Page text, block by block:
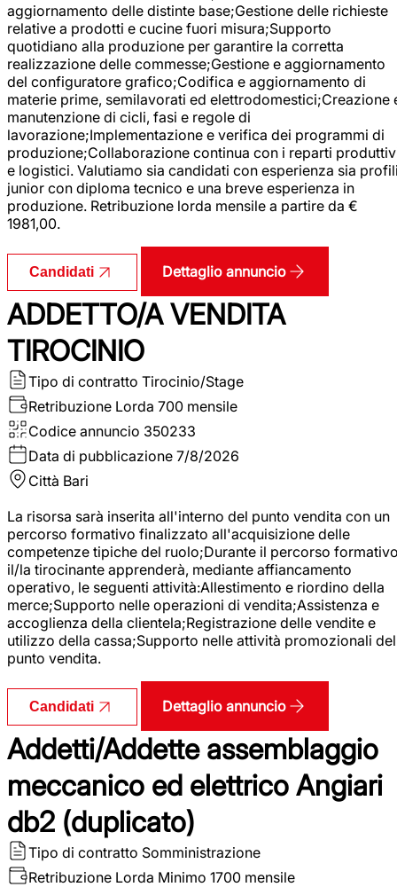
aggiornamento delle distinte base;Gestione delle richieste
relative a prodotti e cucine fuori misura;Supporto
quotidiano alla produzione per garantire la corretta
realizzazione delle commesse;Gestione e aggiornamento
del configuratore grafico;Codifica e aggiornamento di
materie prime, semilavorati ed elettrodomestici;Creazione
manutenzione di cicli, fasi e regole di
lavorazione;Implementazione e verifica dei programmi di
produzione;Collaborazione continua con i reparti
e logistici. Valutiamo sia candidati con esperienza sia
junior con diploma tecnico e una breve esperienza in
produzione. Retribuzione lorda mensile a partire da €
1981,00.
Candidati Dettaglio annuncio
ADDETTO/A VENDITA
TIROCINIO
Tipo di contratto Tirocinio/Stage
Retribuzione Lorda 700 mensile
Codice annuncio 350233
Data di pubblicazione 7/8/2026
Città Bari
La risorsa sarà inserita all'interno del punto vendita con un
percorso formativo finalizzato all'acquisizione delle
competenze tipiche del ruolo;Durante il percorso
il/la tirocinante apprenderà, mediante affiancamento
operativo, le seguenti attività:Allestimento e riordino della
merce;Supporto nelle operazioni di vendita;Assistenza e
accoglienza della clientela;Registrazione delle vendite e
utilizzo della cassa;Supporto nelle attività promozionali del
punto vendita.
Candidati Dettaglio annuncio
Addetti/Addette assemblaggio
meccanico ed elettrico Angiari
db2 (duplicato)
Tipo di contratto Somministrazione
Retribuzione Lorda Minimo 1700 mensile